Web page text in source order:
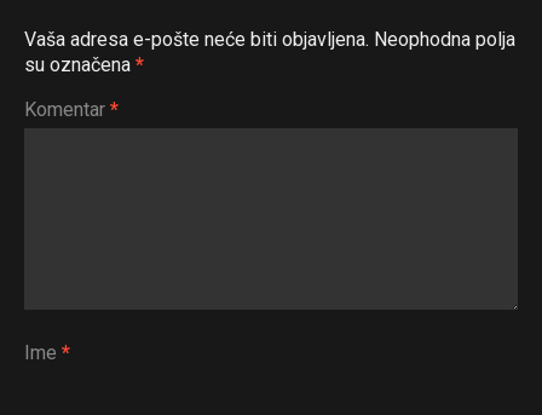
Vaša adresa e-pošte neće biti objavljena. Neophodna polja
su označena *
Komentar *
Ime *